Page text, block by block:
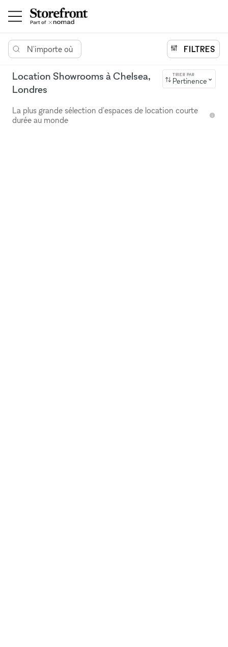
N'importe où FILTRES
Location Showrooms à Chelsea,
Londres
TRIER PAR
Pertinence
La plus grande sélection d'espaces de location courte
durée au monde